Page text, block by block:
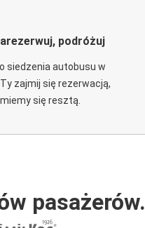
podróżuj
siedzenia autobusu w
zajmij się rezerwacją,
się resztą.
pasażerów.